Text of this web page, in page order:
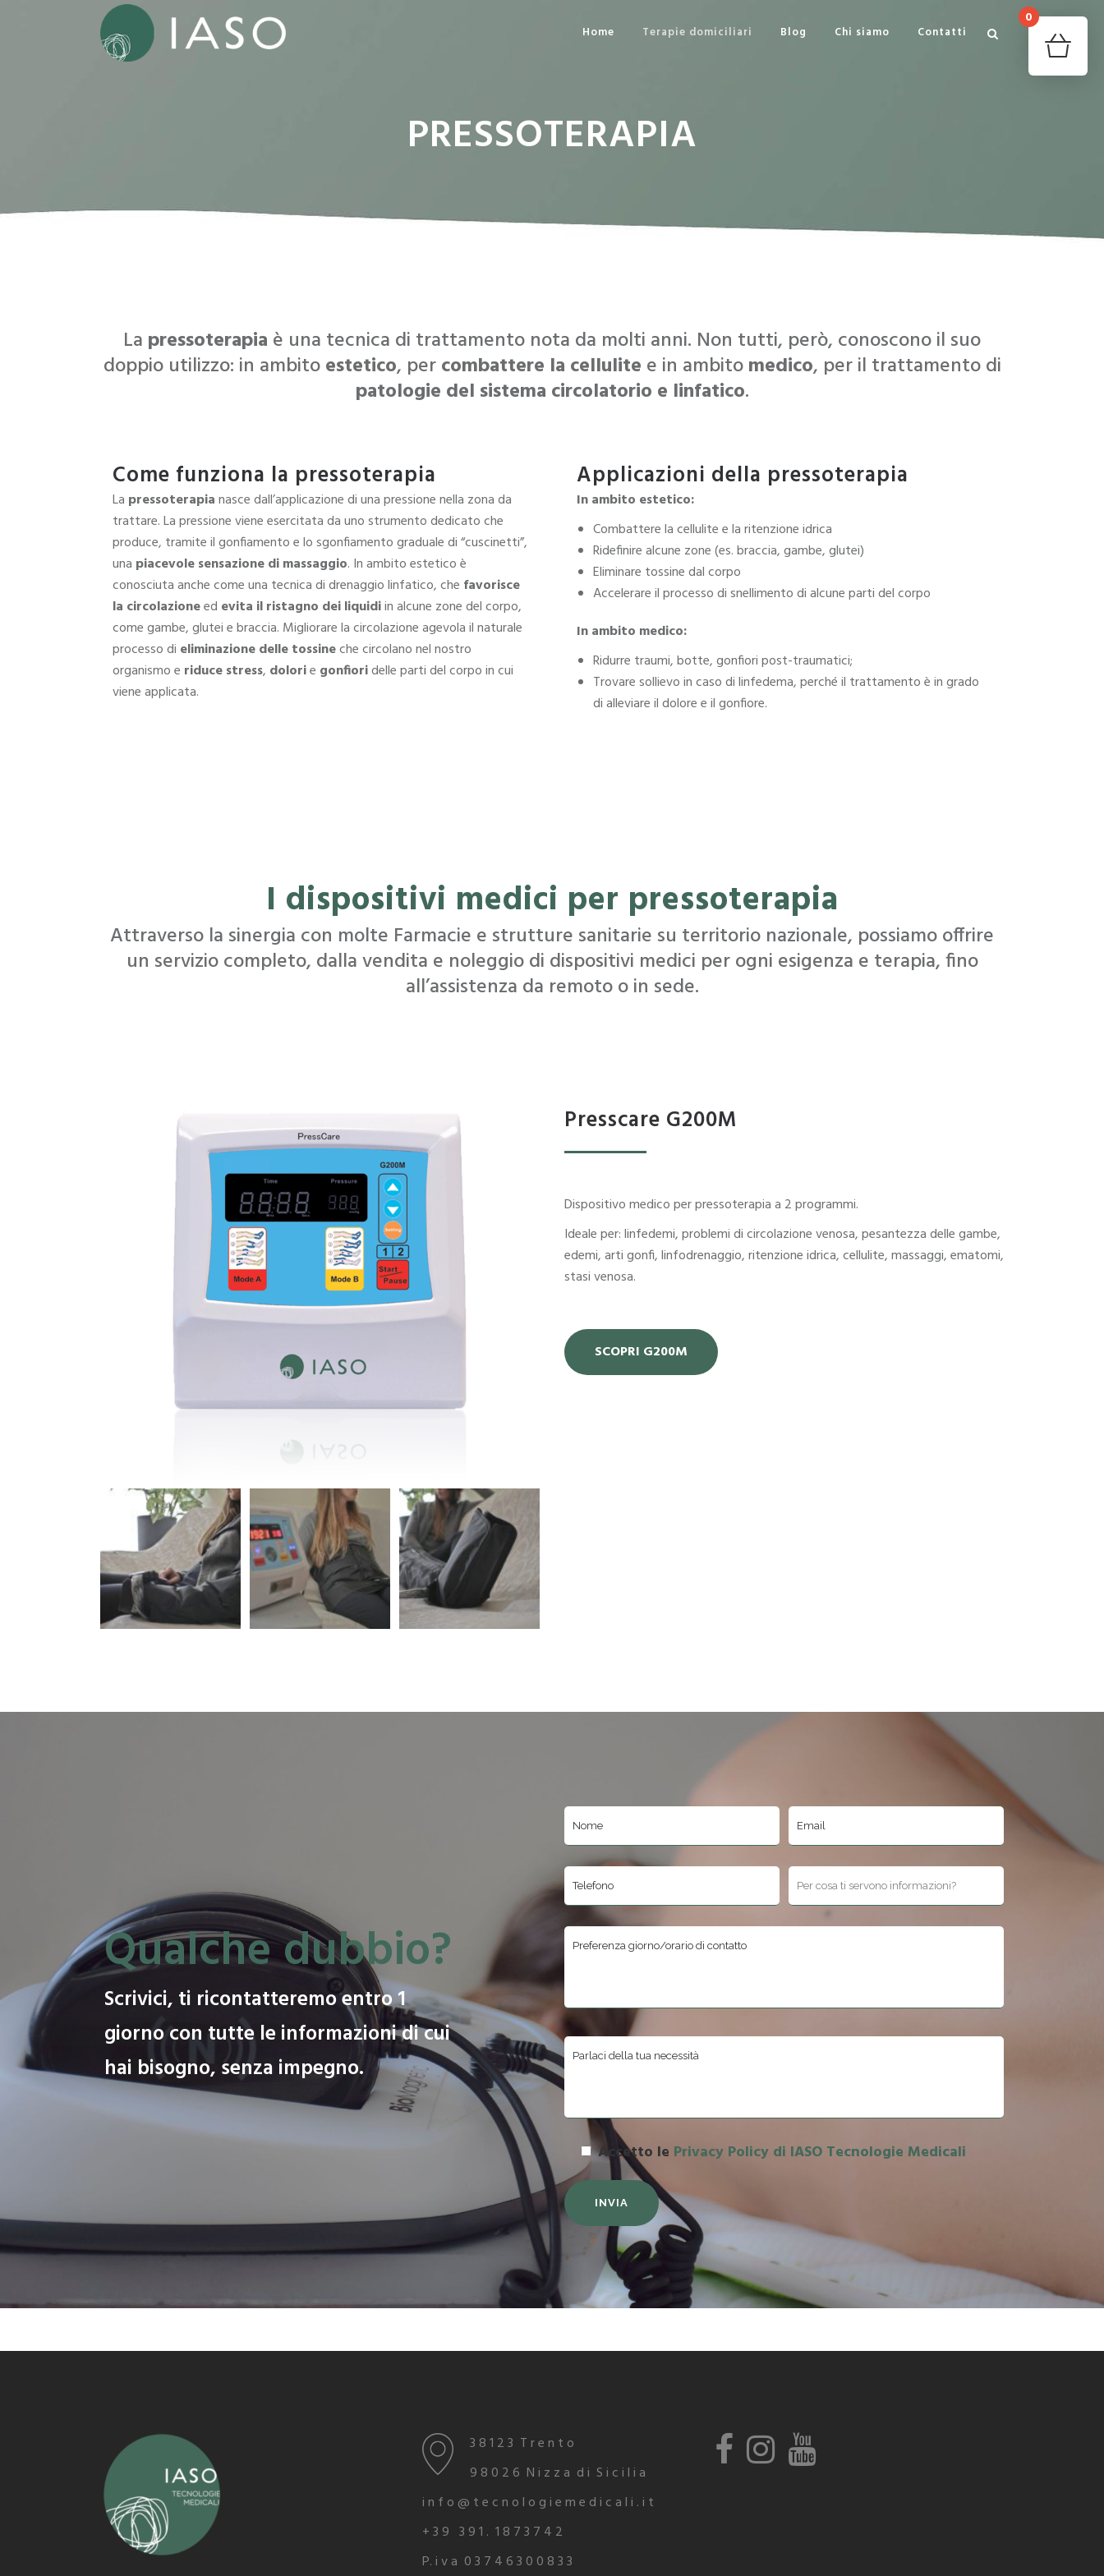
Home Terapie domiciliari Blog Chi siamo Contatti
PRESSOTERAPIA
La pressoterapia è una tecnica di trattamento nota da molti anni. Non tutti, però, conoscono il suo
doppio utilizzo: in ambitoestetico, percombattere la cellulite e in ambitomedico, per il trattamento di
patologie del sistema circolatorio e linfatico.
Come funziona la pressoterapia
La pressoterapianasce dall’applicazione di una pressione nella zona da
trattare. La pressione viene esercitata da uno strumento dedicato che
produce, tramite il gonfiamento e lo sgonfiamento graduale di “cuscinetti”,
una piacevole sensazione di massaggio. In ambito estetico è
conosciuta anche come una tecnica di drenaggio linfatico, che favorisce
la circolazioneed evita il ristagno dei liquidiin alcune zone del corpo,
come gambe, glutei e braccia. Migliorare la circolazione agevola il naturale
processo di eliminazione delle tossineche circolano nel nostro
organismo e riduce stress, dolorie gonfioridelle parti del corpo in cui
viene applicata.
Applicazioni della pressoterapia
In ambito estetico:
Combattere la cellulite e la ritenzione idrica
Ridefinire alcune zone (es. braccia, gambe, glutei)
Eliminare tossine dal corpo
Accelerare il processo di snellimento di alcune parti del corpo
In ambito medico:
Ridurre traumi, botte, gonfiori post-traumatici;
Trovare sollievo in caso di linfedema, perché il trattamento è in grado
di alleviare il dolore e il gonfiore.
I dispositivi medici per pressoterapia
Attraverso la sinergia con molte Farmacie e strutture sanitarie su territorio nazionale, possiamo offrire
un servizio completo, dalla vendita e noleggio di dispositivi medici per ogni esigenza e terapia, fino
all’assistenza da remoto o in sede.
Presscare G200M
Dispositivo medico per pressoterapia a 2 programmi.
Ideale per: linfedemi, problemi di circolazione venosa, pesantezza delle gambe,
edemi, arti gonfi, linfodrenaggio, ritenzione idrica, cellulite, massaggi, ematomi,
stasi venosa.
SCOPRI G200M
Qualche dubbio?
Scrivici, ti ricontatteremo entro 1
giorno con tutte le informazioni di cui
hai bisogno, senza impegno.
Si prega di lasciare vuoto questo campo.
Accetto le Privacy Policy di IASO Tecnologie Medicali
3 8 1 2 3 T r e n t o
9 8 0 2 6 N i z z a d i S i c i l i a
i n f o @ t e c n o l o g i e m e d i c a l i . i t
+ 3 9 3 9 1 . 1 8 7 3 7 4 2
P. i v a 0 3 7 4 6 3 0 0 8 3 3
0